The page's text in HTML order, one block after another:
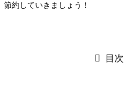
節約していきましょう！
目次